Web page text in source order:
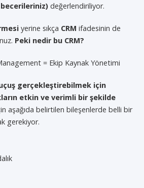
değerlendiriliyor.
yerine sıkça CRM ifadesinin de
Peki nedir bu CRM?
= Ekip Kaynak Yönetimi
gerçekleştirebilmek için
etkin ve verimli bir şekilde
aşağıda belirtilen bileşenlerde belli bir
gerekiyor.